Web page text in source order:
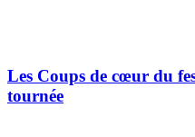
Les Coups de cœur du
tournée